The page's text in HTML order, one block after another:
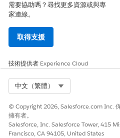
需要協助嗎？尋找更多資源或與專
家連線。
取得支援
技術提供者 Experience Cloud
中文（繁體）
© Copyright 2026, Salesforce.com Inc.
擁有者。
Salesforce, Inc. Salesforce Tower, 415
Francisco, CA 94105, United States